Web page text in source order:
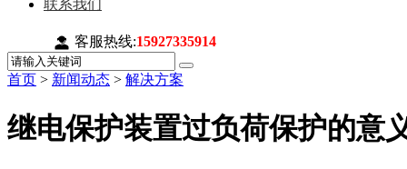
联系我们
客服热线:15927335914
首页 > 新闻动态 > 解决方案
继电保护装置过负荷保护的意